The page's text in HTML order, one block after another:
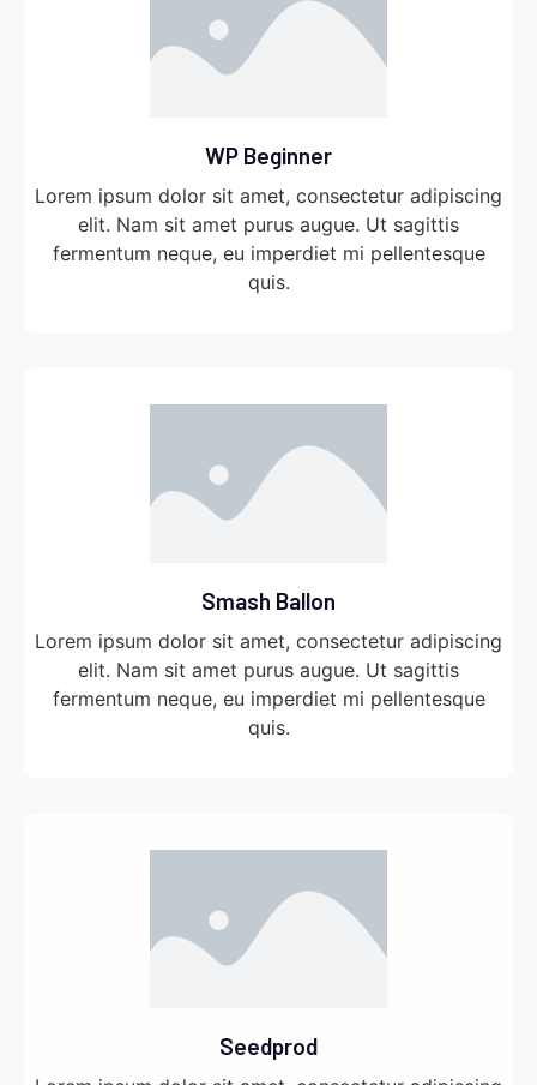
WP Beginner
Lorem ipsum dolor sit amet, consectetur adipiscing
elit. Nam sit amet purus augue. Ut sagittis
fermentum neque, eu imperdiet mi pellentesque
quis.
Smash Ballon
Lorem ipsum dolor sit amet, consectetur adipiscing
elit. Nam sit amet purus augue. Ut sagittis
fermentum neque, eu imperdiet mi pellentesque
quis.
Seedprod